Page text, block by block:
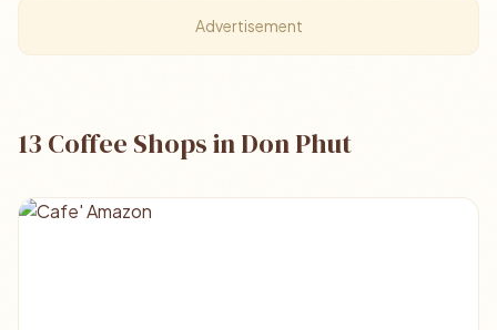
Advertisement
13 Coffee Shops in Don Phut